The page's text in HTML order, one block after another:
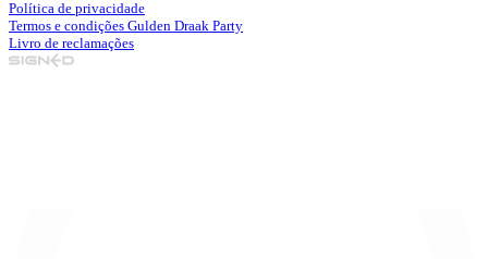
Política de privacidade
Termos e condições Gulden Draak Party
Livro de reclamações